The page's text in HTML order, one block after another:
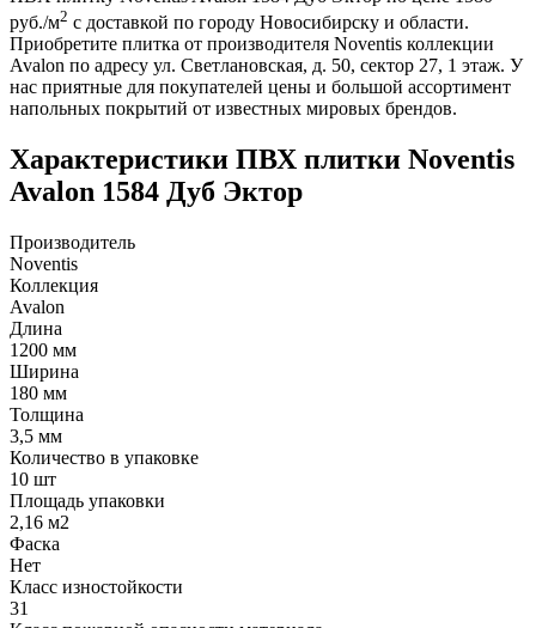
руб./м2 с доставкой по городу Новосибирску и области.
Приобретите плитка от производителя Noventis коллекции
Avalon по адресу ул. Светлановская, д. 50, сектор 27, 1 этаж. У
нас приятные для покупателей цены и большой ассортимент
напольных покрытий от известных мировых брендов.
Характеристики ПВХ плитки Noventis
Avalon 1584 Дуб Эктор
Производитель
Noventis
Коллекция
Avalon
Длина
1200 мм
Ширина
180 мм
Толщина
3,5 мм
Количество в упаковке
10 шт
Площадь упаковки
2,16 м2
Фаска
Нет
Класс изностойкости
31